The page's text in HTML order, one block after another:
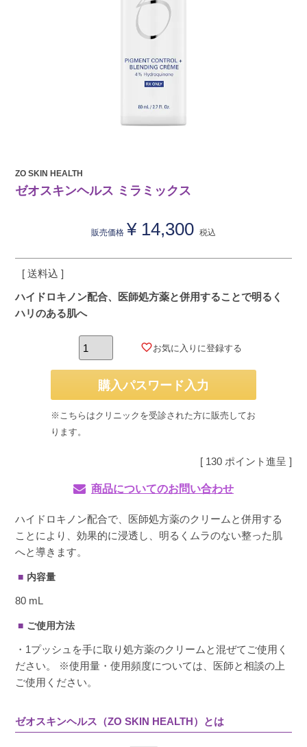
ZO SKIN HEALTH
ゼオスキンヘルス ミラミックス
販売価格 ¥ 14,300 税込
送料込
ハイドロキノン配合、医師処方薬と併用することで明るく
ハリのある肌へ
お気に入りに登録する
購入パスワード入力
※こちらはクリニックを受診された方に販売してお
ります。
[ 130 ポイント進呈 ]
商品についてのお問い合わせ
ハイドロキノン配合で、医師処方薬のクリームと併用する
ことにより、効果的に浸透し、明るくムラのない整った肌
へと導きます。
内容量
80 mL
ご使用方法
・1プッシュを手に取り処方薬のクリームと混ぜてご使用く
ださい。 ※使用量・使用頻度については、医師と相談の上
ご使用ください。
ゼオスキンヘルス（ZO SKIN HEALTH）とは